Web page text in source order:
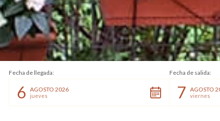
Fecha de llegada:
6 AGOSTO 2026
jueves
Fecha de salida:
7 AGOSTO
viernes